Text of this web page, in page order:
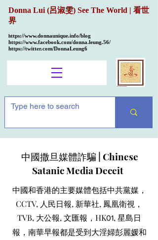
Donna Lui (呂淑雯) See The World | 看世
界
https://www.donnaunique.info/blog
https://www.facebook.com/donna.leung.56/
https://twitter.com/DonnaLeung6
中國撒旦媒體詐騙 | Chinese
Satanic Media Deceit
中國和香港的主要媒體包括中共黨媒，
CCTV, 人民日報, 新華社, 鳳凰衛視，
TVB, 大公報, 文匯報，HK01, 星島日
報，南華早報都是受到大淫婦彭麗媛和